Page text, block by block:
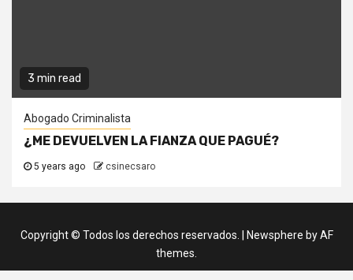
3 min read
Abogado Criminalista
¿ME DEVUELVEN LA FIANZA QUE PAGUÉ?
5 years ago csinecsaro
Copyright © Todos los derechos reservados. Newsphere by AF
themes.